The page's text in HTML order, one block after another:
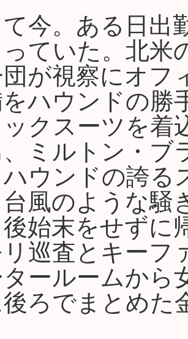
今。ある日出
ていた。北米
が視察にオフ
ハウンドの勝
クスーツを着
ミルトン・ブ
ウンドの誇る
風のような騒
後始末をせずに
巡査とキーフ
ールームから
ろでまとめた